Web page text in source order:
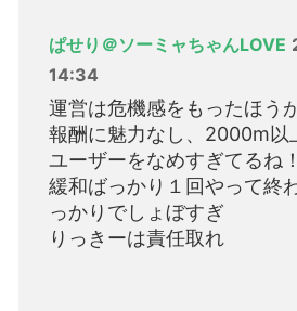
ぱせり＠ソーミャちゃんLOVE
14:34
運営は危機感をもったほう
報酬に魅力なし、2000m以
ユーザーをなめすぎてるね！
緩和ばっかり１回やって終
っかりでしょぼすぎ
りっきーは責任取れ